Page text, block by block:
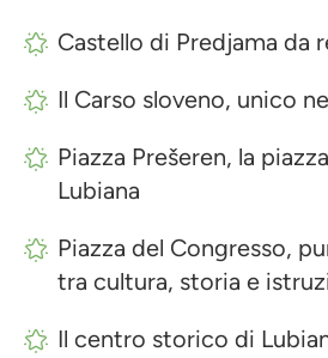
Castello di Predjama da
Il Carso sloveno, unico
Piazza Prešeren, la
Lubiana
Piazza del Congresso,
tra cultura, storia e
Il centro storico di